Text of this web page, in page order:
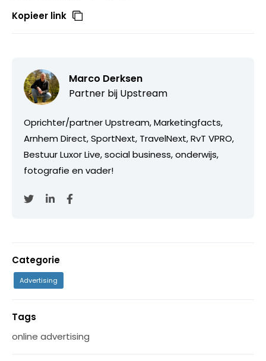
Kopieer link
Marco Derksen
Partner bij Upstream
Oprichter/partner Upstream, Marketingfacts,
Arnhem Direct, SportNext, TravelNext, RvT VPRO,
Bestuur Luxor Live, social business, onderwijs,
fotografie en vader!
Categorie
Advertising
Tags
online advertising